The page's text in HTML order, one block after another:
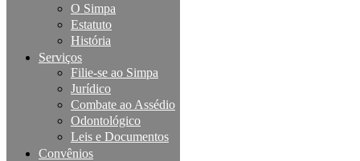
O Simpa
Estatuto
História
Serviços
Filie-se ao Simpa
Jurídico
Combate ao Assédio
Odontológico
Leis e Documentos
Convênios